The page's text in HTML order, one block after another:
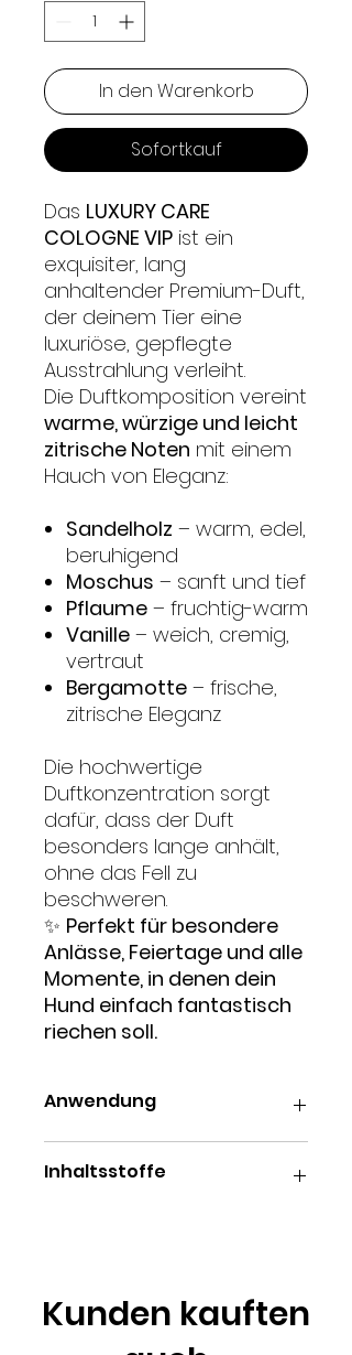
In den Warenkorb
Sofortkauf
Das LUXURY CARE
COLOGNE VIP ist ein
exquisiter, lang
anhaltender Premium-Duft,
der deinem Tier eine
luxuriöse, gepflegte
Ausstrahlung verleiht.
Die Duftkomposition vereint
warme, würzige und leicht
zitrische Noten mit einem
Hauch von Eleganz:
Sandelholz – warm, edel,
beruhigend
Moschus – sanft und tief
Pflaume – fruchtig-warm
Vanille – weich, cremig,
vertraut
Bergamotte – frische,
zitrische Eleganz
Die hochwertige
Duftkonzentration sorgt
dafür, dass der Duft
besonders lange anhält,
ohne das Fell zu
beschweren.
✨ Perfekt für besondere
Anlässe, Feiertage und alle
Momente, in denen dein
Hund einfach fantastisch
riechen soll.
Anwendung
zuräußerlichen Anwendung
aufsprühen.
Inhaltsstoffe
Kunden kauften